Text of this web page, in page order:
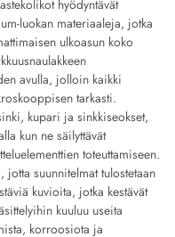
hyödyntävät
luokan materiaaleja, jotka
ulkoasun koko
avulla, jolloin kaikki
tarkasti.
kupari ja sinkkiseokset,
kun ne säilyttävät
toteuttamiseen.
jotta suunnitelmat tulostetaan
kuvioita, jotka kestävät
kuuluu useita
korroosiota ja